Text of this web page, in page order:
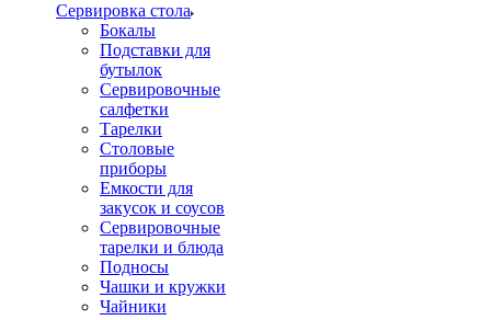
Сервировка стола
Бокалы
Подставки для
бутылок
Сервировочные
салфетки
Тарелки
Столовые
приборы
Емкости для
закусок и соусов
Сервировочные
тарелки и блюда
Подносы
Чашки и кружки
Чайники